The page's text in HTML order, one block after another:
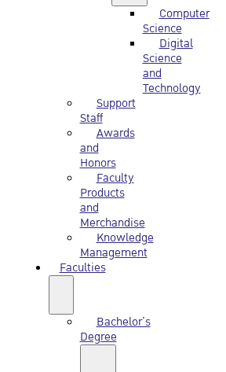
Computer
Science
Digital
Science
and
Technology
Support
Staff
Awards
and
Honors
Faculty
Products
and
Merchandise
Knowledge
Management
Faculties
Bachelor’s
Degree